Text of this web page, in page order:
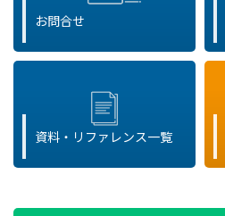
お問合せ
資料・リファレンス一覧